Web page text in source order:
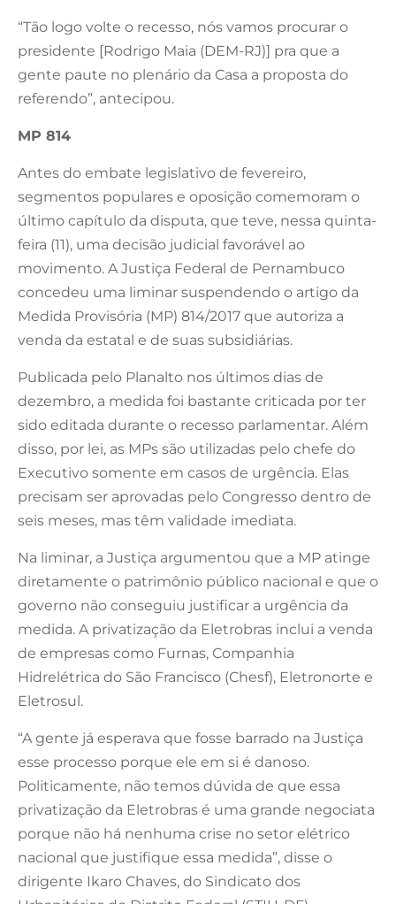
“Tão logo volte o recesso, nós vamos procurar o
presidente [Rodrigo Maia (DEM-RJ)] pra que a
gente paute no plenário da Casa a proposta do
referendo”, antecipou.
MP 814
Antes do embate legislativo de fevereiro,
segmentos populares e oposição comemoram o
último capítulo da disputa, que teve, nessa quinta-
feira (11), uma decisão judicial favorável ao
movimento. A Justiça Federal de Pernambuco
concedeu uma liminar suspendendo o artigo da
Medida Provisória (MP) 814/2017 que autoriza a
venda da estatal e de suas subsidiárias.
Publicada pelo Planalto nos últimos dias de
dezembro, a medida foi bastante criticada por ter
sido editada durante o recesso parlamentar. Além
disso, por lei, as MPs são utilizadas pelo chefe do
Executivo somente em casos de urgência. Elas
precisam ser aprovadas pelo Congresso dentro de
seis meses, mas têm validade imediata.
Na liminar, a Justiça argumentou que a MP atinge
diretamente o patrimônio público nacional e que o
governo não conseguiu justificar a urgência da
medida. A privatização da Eletrobras inclui a venda
de empresas como Furnas, Companhia
Hidrelétrica do São Francisco (Chesf), Eletronorte e
Eletrosul.
“A gente já esperava que fosse barrado na Justiça
esse processo porque ele em si é danoso.
Politicamente, não temos dúvida de que essa
privatização da Eletrobras é uma grande negociata
porque não há nenhuma crise no setor elétrico
nacional que justifique essa medida”, disse o
dirigente Ikaro Chaves, do Sindicato dos